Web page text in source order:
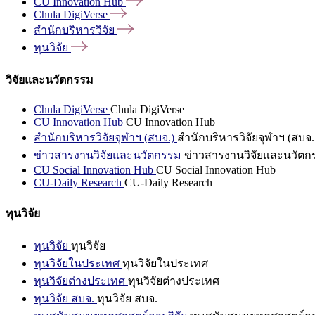
Chula DigiVerse
สำนักบริหารวิจัย
ทุนวิจัย
วิจัยและนวัตกรรม
Chula DigiVerse Chula DigiVerse
CU Innovation Hub CU Innovation Hub
สำนักบริหารวิจัยจุฬาฯ (สบจ.) สำนักบริหารวิจัยจุฬาฯ (สบจ
ข่าวสารงานวิจัยและนวัตกรรม ข่าวสารงานวิจัยและนวัตก
CU Social Innovation Hub CU Social Innovation Hub
CU-Daily Research CU-Daily Research
ทุนวิจัย
ทุนวิจัย ทุนวิจัย
ทุนวิจัยในประเทศ ทุนวิจัยในประเทศ
ทุนวิจัยต่างประเทศ ทุนวิจัยต่างประเทศ
ทุนวิจัย สบจ. ทุนวิจัย สบจ.